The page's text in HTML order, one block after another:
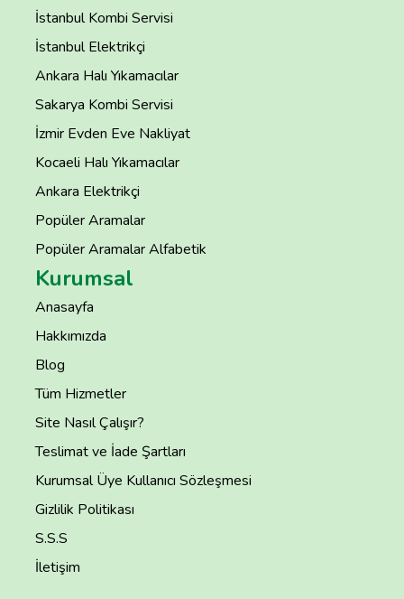
İstanbul Kombi Servisi
İstanbul Elektrikçi
Ankara Halı Yıkamacılar
Sakarya Kombi Servisi
İzmir Evden Eve Nakliyat
Kocaeli Halı Yıkamacılar
Ankara Elektrikçi
Popüler Aramalar
Popüler Aramalar Alfabetik
Kurumsal
Anasayfa
Hakkımızda
Blog
Tüm Hizmetler
Site Nasıl Çalışır?
Teslimat ve İade Şartları
Kurumsal Üye Kullanıcı Sözleşmesi
Gizlilik Politikası
S.S.S
İletişim